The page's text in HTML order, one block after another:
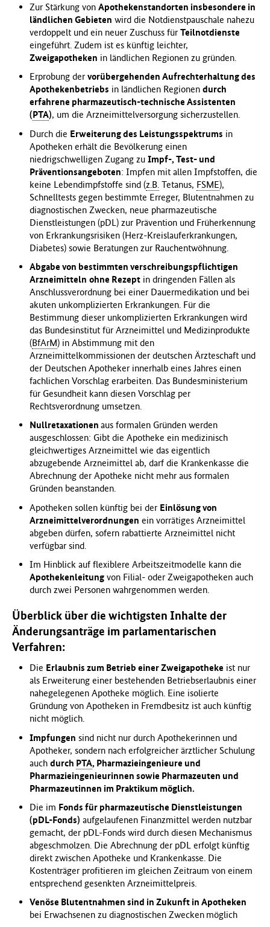
Zur Stärkung von Apothekenstandorten insbesondere in
ländlichen Gebieten wird die Notdienstpauschale nahezu
verdoppelt und ein neuer Zuschuss für Teilnotdienste
eingeführt. Zudem ist es künftig leichter,
Zweigapotheken in ländlichen Regionen zu gründen.
Erprobung der vorübergehenden Aufrechterhaltung des
Apothekenbetriebs in ländlichen Regionen durch
erfahrene pharmazeutisch-technische Assistenten
(PTA), um die Arzneimittelversorgung sicherzustellen.
Durch die Erweiterung des Leistungsspektrums in
Apotheken erhält die Bevölkerung einen
niedrigschwelligen Zugang zu Impf-, Test- und
Präventionsangeboten: Impfen mit allen Impfstoffen, die
keine Lebendimpfstoffe sind (z.B. Tetanus, FSME),
Schnelltests gegen bestimmte Erreger, Blutentnahmen zu
diagnostischen Zwecken, neue pharmazeutische
Dienstleistungen (pDL) zur Prävention und Früherkennung
von Erkrankungsrisiken (Herz-Kreislauferkrankungen,
Diabetes) sowie Beratungen zur Rauchentwöhnung.
Abgabe von bestimmten verschreibungspflichtigen
Arzneimitteln ohne Rezeptin dringenden Fällen als
Anschlussverordnung bei einer Dauermedikation und bei
akuten unkomplizierten Erkrankungen. Für die
Bestimmung dieser unkomplizierten Erkrankungen wird
das Bundesinstitut für Arzneimittel und Medizinprodukte
(BfArM) in Abstimmung mit den
Arzneimittelkommissionen der deutschen Ärzteschaft und
der Deutschen Apotheker innerhalb eines Jahres einen
fachlichen Vorschlag erarbeiten. Das Bundesministerium
für Gesundheit kann diesen Vorschlag per
Rechtsverordnung umsetzen.
Nullretaxationen aus formalen Gründen werden
ausgeschlossen: Gibt die Apotheke ein medizinisch
gleichwertiges Arzneimittel wie das eigentlich
abzugebende Arzneimittel ab, darf die Krankenkasse die
Abrechnung der Apotheke nicht mehr aus formalen
Gründen beanstanden.
Apotheken sollen künftig bei der Einlösung von
Arzneimittelverordnungen ein vorrätiges Arzneimittel
abgeben dürfen, sofern rabattierte Arzneimittel nicht
verfügbar sind.
Im Hinblick auf flexiblere Arbeitszeitmodelle kann die
Apothekenleitungvon Filial- oder Zweigapotheken auch
durch zwei Personen wahrgenommen werden.
Überblick über die wichtigsten Inhalte der
Änderungsanträge im parlamentarischen
Verfahren:
Die Erlaubnis zum Betrieb einer Zweigapotheke ist nur
als Erweiterung einer bestehenden Betriebserlaubnis einer
nahegelegenen Apotheke möglich. Eine isolierte
Gründung von Apotheken in Fremdbesitz ist auch künftig
nicht möglich.
Impfungen sind nicht nur durch Apothekerinnen und
Apotheker, sondern nach erfolgreicher ärztlicher Schulung
auch durch PTA, Pharmazieingenieure und
Pharmazieingenieurinnen sowie Pharmazeuten und
Pharmazeutinnen im Praktikum möglich.
Die im Fonds für pharmazeutische Dienstleistungen
(pDL-Fonds) aufgelaufenen Finanzmittel werden nutzbar
gemacht, der pDL-Fonds wird durch diesen Mechanismus
abgeschmolzen. Die Abrechnung der pDL erfolgt künftig
direkt zwischen Apotheke und Krankenkasse. Die
Kostenträger profitieren im gleichen Zeitraum von einem
entsprechend gesenkten Arzneimittelpreis.
Venöse Blutentnahmen sind in Zukunft in Apotheken
bei Erwachsenen zu diagnostischen Zwecken möglich